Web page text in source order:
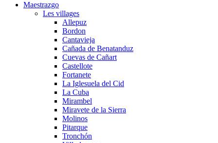
Maestrazgo
Les villages
Allepuz
Bordon
Cantavieja
Cañada de Benatanduz
Cuevas de Cañart
Castellote
Fortanete
La Iglesuela del Cid
La Cuba
Mirambel
Miravete de la Sierra
Molinos
Pitarque
Tronchón